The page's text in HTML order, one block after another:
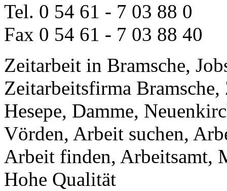
Tel. 0 54 61 - 7 03 88 0
Fax 0 54 61 - 7 03 88 40
Zeitarbeit in Bramsche,
Zeitarbeitsfirma
Hesepe, Damme,
Vörden, Arbeit suchen,
Arbeit finden, Arbeitsamt,
Hohe Qualität